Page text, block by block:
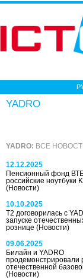
YADRO
YADRO: ВСЕ
12.12.2025
Пенсионный фонд
российские ноутбуки
(Новости)
10.10.2025
T2 договорилась с
запуске
рознице (Новости)
09.06.2025
Билайн и YADRO
продемонстрировали
отечественной
(Новости)